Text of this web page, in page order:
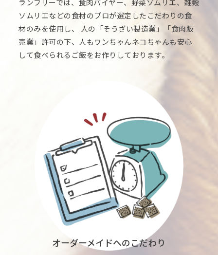
ランフリーでは、食肉バイヤー、野菜ソムリエ、雑穀
ソムリエなどの食材のプロが選定したこだわりの食
材のみを使用し、 人の「そうざい製造業」「食肉販
売業」許可の下、人もワンちゃんネコちゃんも安心
して食べられるご飯をお作りしております。
オーダーメイドへのこだわり